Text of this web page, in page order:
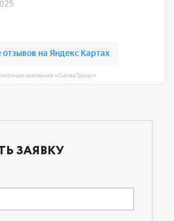
компания «СигмаТранс»
ЗАЯВКУ